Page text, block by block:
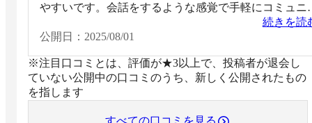
やすいです。会話をするような感覚で手軽にコミュニ
ーションが取れる上、送信後でもメッセージを修正で
るため、誤送信を気にせず安心して利用できます。ま
など、操作性がシンプルなのも優れています。
続きを読
公開日： 2025/08/01
※注目口コミとは、評価が★3以上で、投稿者が退会し
ていない公開中の口コミのうち、新しく公開されたもの
を指します